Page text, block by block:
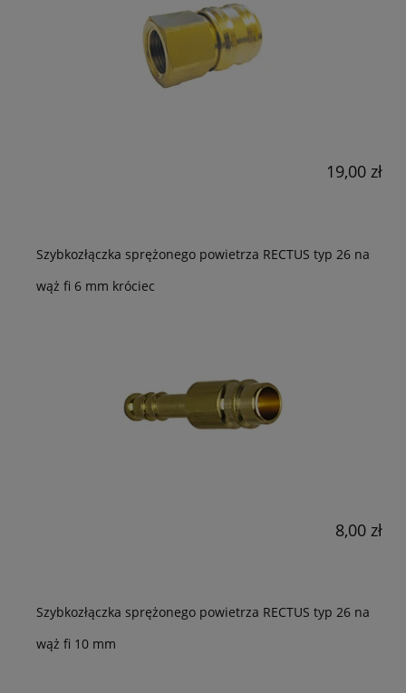
19,00 zł
Szybkozłączka sprężonego powietrza RECTUS typ 26 na
wąż fi 6 mm króciec
8,00 zł
Szybkozłączka sprężonego powietrza RECTUS typ 26 na
wąż fi 10 mm